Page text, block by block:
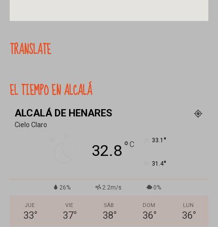
TRANSLATE
EL TIEMPO EN ALCALÁ
ALCALÁ DE HENARES
Cielo Claro
32.8°C 33.1 °
31.4°
26% 2.2m/s 0%
JUE
33°
VIE
37°
SÁB
38°
DOM
36°
LUN
36°